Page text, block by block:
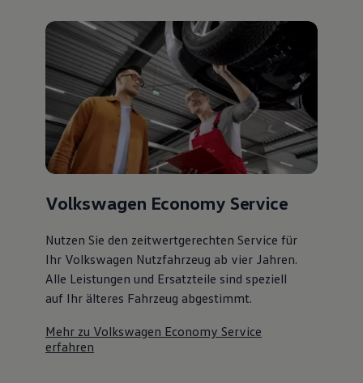
Volkswagen Economy Service
Nutzen Sie den zeitwertgerechten Service für
Ihr Volkswagen Nutzfahrzeug ab vier Jahren.
Alle Leistungen und Ersatzteile sind speziell
auf Ihr älteres Fahrzeug abgestimmt.
Mehr zu Volkswagen Economy Service
erfahren